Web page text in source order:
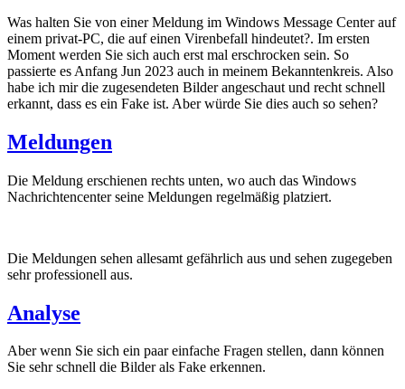
Was halten Sie von einer Meldung im Windows Message Center auf
einem privat-PC, die auf einen Virenbefall hindeutet?. Im ersten
Moment werden Sie sich auch erst mal erschrocken sein. So
passierte es Anfang Jun 2023 auch in meinem Bekanntenkreis. Also
habe ich mir die zugesendeten Bilder angeschaut und recht schnell
erkannt, dass es ein Fake ist. Aber würde Sie dies auch so sehen?
Meldungen
Die Meldung erschienen rechts unten, wo auch das Windows
Nachrichtencenter seine Meldungen regelmäßig platziert.
Die Meldungen sehen allesamt gefährlich aus und sehen zugegeben
sehr professionell aus.
Analyse
Aber wenn Sie sich ein paar einfache Fragen stellen, dann können
Sie sehr schnell die Bilder als Fake erkennen.